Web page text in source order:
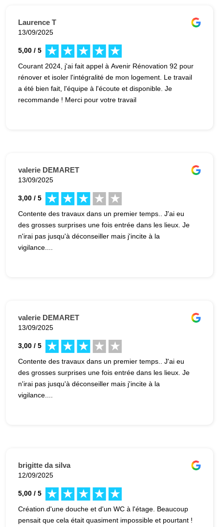
satisfaire ses clients. Je vous le recommande vivement.
Laurence T
13/09/2025
5,00 / 5
Courant 2024, j'ai fait appel à Avenir Rénovation 92 pour
rénover et isoler l'intégralité de mon logement. Le travail
a été bien fait, l'équipe à l'écoute et disponible. Je
recommande ! Merci pour votre travail
valerie DEMARET
13/09/2025
3,00 / 5
Contente des travaux dans un premier temps.. J'ai eu
des grosses surprises une fois entrée dans les lieux. Je
n'irai pas jusqu'à déconseiller mais j'incite à la
vigilance....
valerie DEMARET
13/09/2025
3,00 / 5
Contente des travaux dans un premier temps.. J'ai eu
des grosses surprises une fois entrée dans les lieux. Je
n'irai pas jusqu'à déconseiller mais j'incite à la
vigilance....
brigitte da silva
12/09/2025
5,00 / 5
Création d'une douche et d'un WC à l'étage. Beaucoup
pensait que cela était quasiment impossible et pourtant !